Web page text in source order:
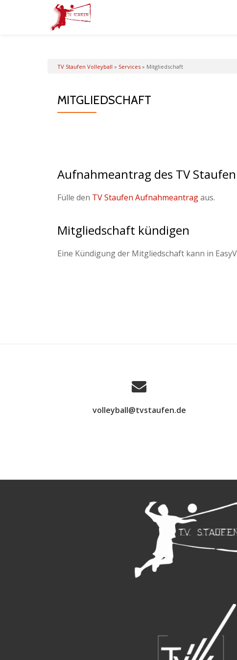
TV Staufen Volleyball » Services » Mitgliedschaft
MITGLIEDSCHAFT
Aufnahmeantrag des TV Staufen
Fülle den TV Staufen Aufnahmeantragaus.
Mitgliedschaft kündigen
Eine Kündigung der Mitgliedschaft kann in
volleyball@tvstaufen.de